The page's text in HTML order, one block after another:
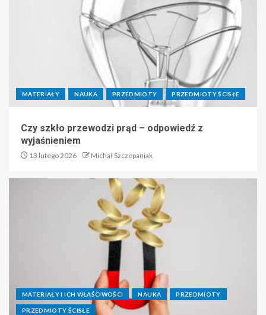
MATERIAŁY NAUKA PRZEDMIOTY PRZEDMIOTY ŚCISŁE
Czy szkło przewodzi prąd – odpowiedź z
wyjaśnieniem
13 lutego 2026 Michał Szczepaniak
MATERIAŁY I ICH WŁAŚCIWOŚCI NAUKA PRZEDMIOTY
PRZEDMIOTY ŚCISŁE